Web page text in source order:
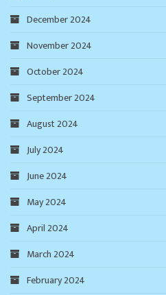
December 2024
November 2024
October 2024
September 2024
August 2024
July 2024
June 2024
May 2024
April 2024
March 2024
February 2024